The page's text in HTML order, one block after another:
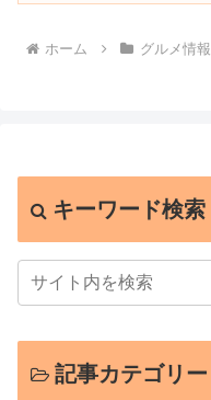
ホーム グルメ情報
キーワード検索
記事カテゴリー